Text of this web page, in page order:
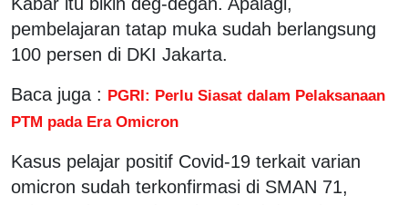
pembelajaran tatap muka sudah berlangsung
100 persen di DKI Jakarta.
Baca juga : PGRI: Perlu Siasat dalam Pelaksanaan
PTM pada Era Omicron
Kasus pelajar positif Covid-19 terkait varian
omicron sudah terkonfirmasi di SMAN 71,